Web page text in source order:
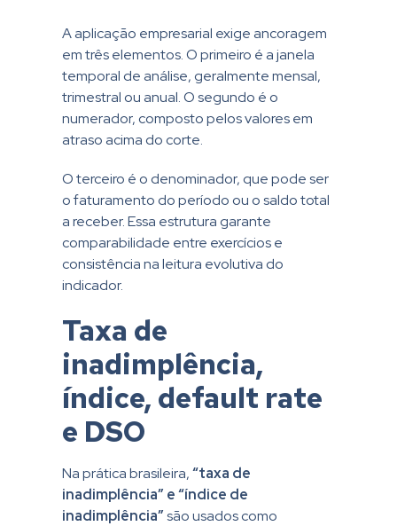
A aplicação empresarial exige ancoragem
em três elementos. O primeiro é a janela
temporal de análise, geralmente mensal,
trimestral ou anual. O segundo é o
numerador, composto pelos valores em
atraso acima do corte.
O terceiro é o denominador, que pode ser
o faturamento do período ou o saldo total
a receber. Essa estrutura garante
comparabilidade entre exercícios e
consistência na leitura evolutiva do
indicador.
Taxa de
inadimplência,
índice, default rate
e DSO
Na prática brasileira,“taxa de
inadimplência” e “índice de
inadimplência”são usados como